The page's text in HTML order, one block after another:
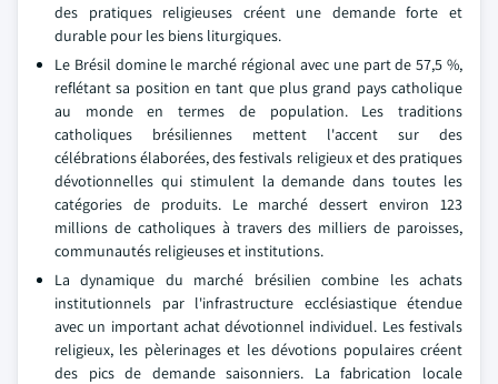
des pratiques religieuses créent une demande forte et
durable pour les biens liturgiques.
Le Brésil domine le marché régional avec une part de 57,5 %,
reflétant sa position en tant que plus grand pays catholique
au monde en termes de population. Les traditions
catholiques brésiliennes mettent l'accent sur des
célébrations élaborées, des festivals religieux et des pratiques
dévotionnelles qui stimulent la demande dans toutes les
catégories de produits. Le marché dessert environ 123
millions de catholiques à travers des milliers de paroisses,
communautés religieuses et institutions.
La dynamique du marché brésilien combine les achats
institutionnels par l'infrastructure ecclésiastique étendue
avec un important achat dévotionnel individuel. Les festivals
religieux, les pèlerinages et les dévotions populaires créent
des pics de demande saisonniers. La fabrication locale